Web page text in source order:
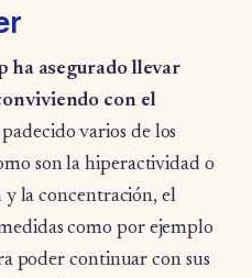
ha asegurado llevar
con el
varios de los
son la hiperactividad o
la concentración, el
como por ejemplo
poder continuar con sus